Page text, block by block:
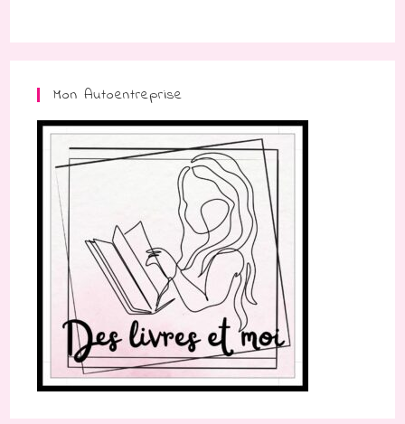
Mon Autoentreprise